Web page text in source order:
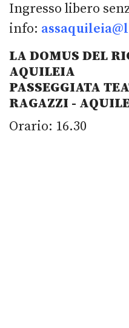
Ingresso libero
info:
LA DOMUS DEL
AQUILEIA
PASSEGGIATA
RAGAZZI -
Orario: 16.30